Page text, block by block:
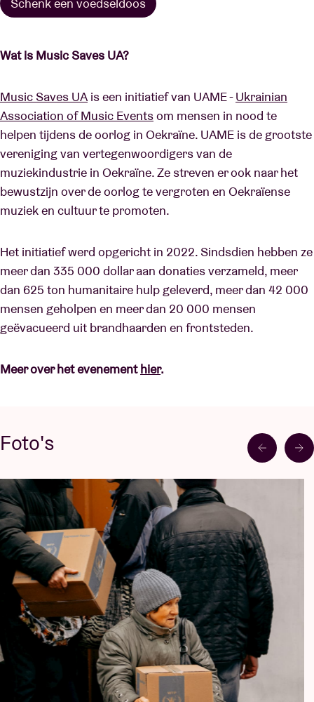
Wat is Music Saves UA?
Music Saves UA is een initiatief van UAME -Ukrainian
Association of Music Eventsom mensen in nood te
helpen tijdens de oorlog in Oekraïne. UAME is de grootste
vereniging van vertegenwoordigers van de
muziekindustrie in Oekraïne. Ze streven er ook naar het
bewustzijn over de oorlog te vergroten en Oekraïense
muziek en cultuur te promoten.
Het initiatief werd opgericht in 2022. Sindsdien hebben ze
meer dan 335 000 dollar aan donaties verzameld, meer
dan 625 ton humanitaire hulp geleverd, meer dan 42 000
mensen geholpen en meer dan 20 000 mensen
geëvacueerd uit brandhaarden en frontsteden.
Meer over het evenementhier.
Foto's